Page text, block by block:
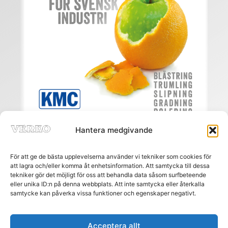
Hantera medgivande
För att ge de bästa upplevelserna använder vi tekniker som cookies för
att lagra och/eller komma åt enhetsinformation. Att samtycka till dessa
tekniker gör det möjligt för oss att behandla data såsom surfbeteende
eller unika ID:n på denna webbplats. Att inte samtycka eller återkalla
samtycke kan påverka vissa funktioner och egenskaper negativt.
Acceptera allt
Meny
PRENUMERERA
ANNONSERA